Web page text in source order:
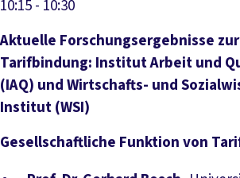
10:15- 10:30
Aktuelle Forschungsergebnisse
Tarifbindung: Institut Arbeit und
(IAQ) und Wirtschafts- und
Institut (WSI)
Gesellschaftliche Funktion von